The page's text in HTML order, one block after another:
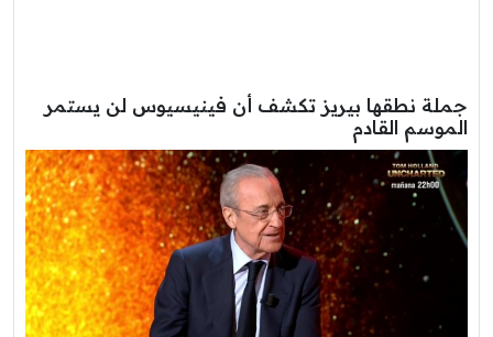
جملة نطقها بيريز تكشف أن فينيسيوس لن يستمر
الموسم القادم